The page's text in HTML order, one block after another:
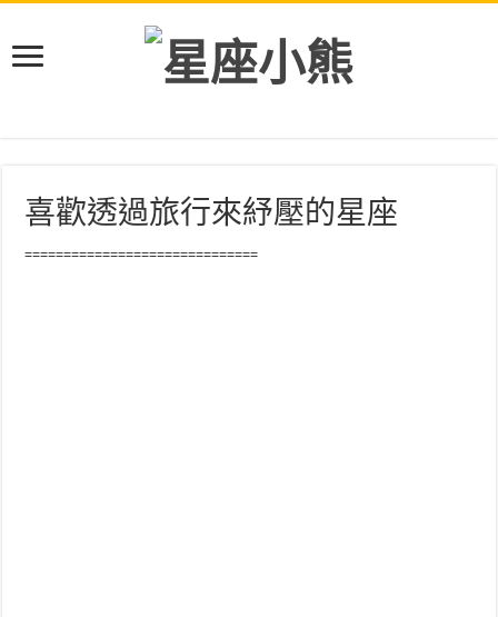
喜歡透過旅行來紓壓的星座
==============================